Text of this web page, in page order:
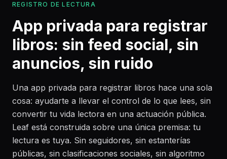
REGISTRO DE LECTURA
App privada para registrar
libros: sin feed social, sin
anuncios, sin ruido
Una app privada para registrar libros hace una sola
cosa: ayudarte a llevar el control de lo que lees, sin
convertir tu vida lectora en una actuación pública.
Leaf está construida sobre una única premisa: tu
lectura es tuya. Sin seguidores, sin estanterías
públicas, sin clasificaciones sociales, sin algoritmo